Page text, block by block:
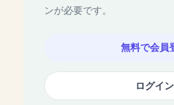
ンが必要です。
無料で会員
ログイン